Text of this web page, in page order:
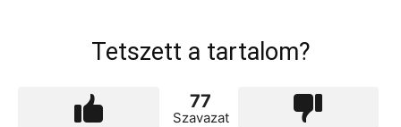
Tetszett a tartalom?
77
Szavazat